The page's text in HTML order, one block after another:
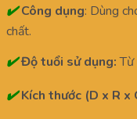
✔️Công dụng: Dùng
chất.
✔️Độ tuổi sử dụng:Từ
✔️Kích thước (D x R x